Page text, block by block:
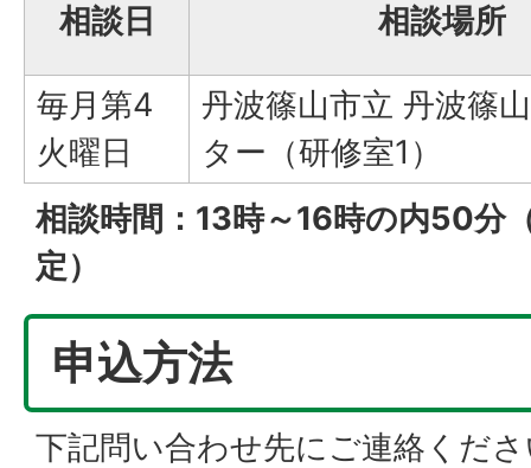
相談日 相談場所
毎月第4
火曜日
丹波篠山市立 丹波篠
ター（研修室1）
相談時間：13時～16時の内50分
定）
申込方法
下記問い合わせ先にご連絡くだ